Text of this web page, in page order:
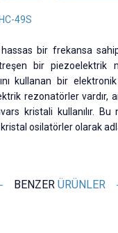
49S
bir frekansa
bir piezoelektrik
kullanan bir
rezonatörler vardır,
kristali kullanılır.
osilatörler olarak
BENZER ÜRÜNLER